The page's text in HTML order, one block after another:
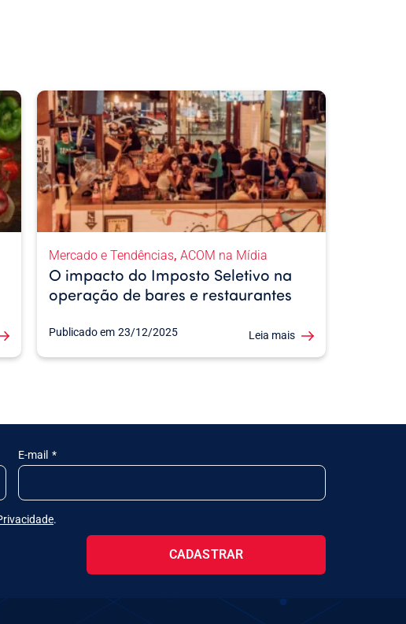
Mercado e Tendências, ACOM na Mídia
O impacto do Imposto Seletivo na
operação de bares e restaurantes
Publicado em 23/12/2025 Leia mais
E-mail
.
CADASTRAR